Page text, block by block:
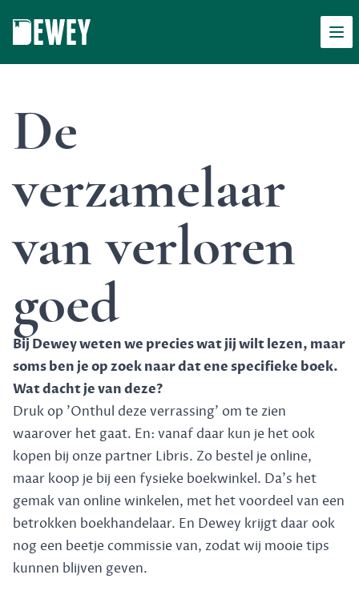
De
verzamelaar
van verloren
goed
Bij Dewey weten we precies wat jij wilt lezen, maar
soms ben je op zoek naar dat ene specifieke boek.
Wat dacht je van deze?
Druk op 'Onthul deze verrassing' om te zien
waarover het gaat. En: vanaf daar kun je het ook
kopen bij onze partner Libris. Zo bestel je online,
maar koop je bij een fysieke boekwinkel. Da's het
gemak van online winkelen, met het voordeel van een
betrokken boekhandelaar. En Dewey krijgt daar ook
nog een beetje commissie van, zodat wij mooie tips
kunnen blijven geven.